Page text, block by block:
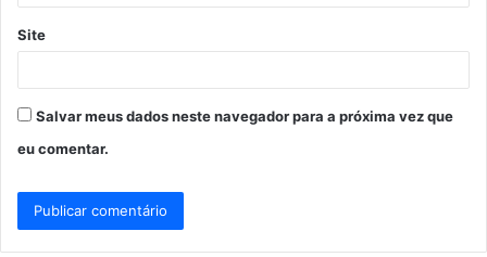
Site
Salvar meus dados neste navegador para a próxima vez que
eu comentar.